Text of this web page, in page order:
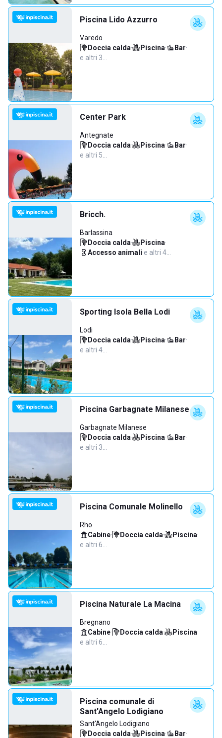
Piscina Lido Azzurro
Varedo
Doccia calda· Piscina· Bar·
e altri 3…
Center Park
Antegnate
Doccia calda· Piscina· Bar·
e altri 5…
Bricch.
Barlassina
Doccia calda· Piscina·
Accesso animali·e altri 4…
Sporting Isola Bella Lodi
Lodi
Doccia calda· Piscina· Bar·
e altri 4…
Piscina Garbagnate Milanese
Garbagnate Milanese
Doccia calda· Piscina· Bar·
e altri 3…
Piscina Comunale Molinello
Rho
Cabine· Doccia calda· Piscina·
e altri 6…
Piscina Naturale La Macina
Bregnano
Cabine· Doccia calda· Piscina·
e altri 6…
Piscina comunale di
Sant'Angelo Lodigiano
Sant'Angelo Lodigiano
Doccia calda· Piscina· Bar·